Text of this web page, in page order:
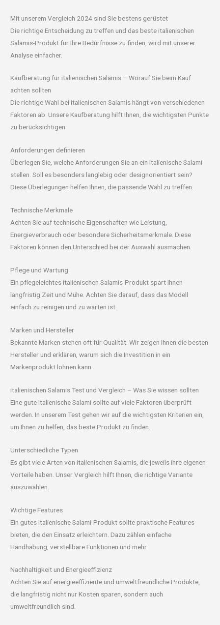
Mit unserem Vergleich 2024 sind Sie bestens gerüstet
Die richtige Entscheidung zu treffen und das beste italienischen
Salamis-Produkt für Ihre Bedürfnisse zu finden, wird mit unserer
Analyse einfacher.
Kaufberatung für italienischen Salamis – Worauf Sie beim Kauf
achten sollten
Die richtige Wahl bei italienischen Salamis hängt von verschiedenen
Faktoren ab. Unsere Kaufberatung hilft Ihnen, die wichtigsten Punkte
zu berücksichtigen.
Anforderungen definieren
Überlegen Sie, welche Anforderungen Sie an ein Italienische Salami
stellen. Soll es besonders langlebig oder designorientiert sein?
Diese Überlegungen helfen Ihnen, die passende Wahl zu treffen.
Technische Merkmale
Achten Sie auf technische Eigenschaften wie Leistung,
Energieverbrauch oder besondere Sicherheitsmerkmale. Diese
Faktoren können den Unterschied bei der Auswahl ausmachen.
Pflege und Wartung
Ein pflegeleichtes italienischen Salamis-Produkt spart Ihnen
langfristig Zeit und Mühe. Achten Sie darauf, dass das Modell
einfach zu reinigen und zu warten ist.
Marken und Hersteller
Bekannte Marken stehen oft für Qualität. Wir zeigen Ihnen die besten
Hersteller und erklären, warum sich die Investition in ein
Markenprodukt lohnen kann.
italienischen Salamis Test und Vergleich – Was Sie wissen sollten
Eine gute Italienische Salami sollte auf viele Faktoren überprüft
werden. In unserem Test gehen wir auf die wichtigsten Kriterien ein,
um Ihnen zu helfen, das beste Produkt zu finden.
Unterschiedliche Typen
Es gibt viele Arten von italienischen Salamis, die jeweils ihre eigenen
Vorteile haben. Unser Vergleich hilft Ihnen, die richtige Variante
auszuwählen.
Wichtige Features
Ein gutes Italienische Salami-Produkt sollte praktische Features
bieten, die den Einsatz erleichtern. Dazu zählen einfache
Handhabung, verstellbare Funktionen und mehr.
Nachhaltigkeit und Energieeffizienz
Achten Sie auf energieeffiziente und umweltfreundliche Produkte,
die langfristig nicht nur Kosten sparen, sondern auch
umweltfreundlich sind.